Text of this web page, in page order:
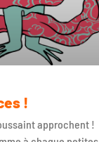
!
approchent !